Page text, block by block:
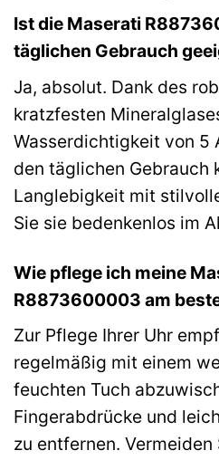
Ist die Maserati
täglichen Gebrauch
Ja, absolut. Dank des
kratzfesten
Wasserdichtigkeit von 5
den täglichen Gebrauch
Langlebigkeit mit
Sie sie bedenkenlos im
Wie pflege ich meine
R8873600003 am
Zur Pflege Ihrer Uhr
regelmäßig mit einem
feuchten Tuch
Fingerabdrücke und
zu entfernen.